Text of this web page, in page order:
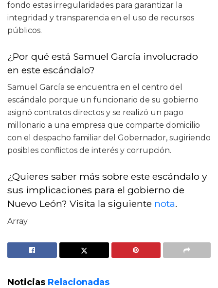
fondo estas irregularidades para garantizar la
integridad y transparencia en el uso de recursos
públicos.
¿Por qué está Samuel García involucrado
en este escándalo?
Samuel García se encuentra en el centro del
escándalo porque un funcionario de su gobierno
asignó contratos directos y se realizó un pago
millonario a una empresa que comparte domicilio
con el despacho familiar del Gobernador, sugiriendo
posibles conflictos de interés y corrupción.
¿Quieres saber más sobre este escándalo y
sus implicaciones para el gobierno de
Nuevo León? Visita la siguiente nota.
Array
Noticias Relacionadas